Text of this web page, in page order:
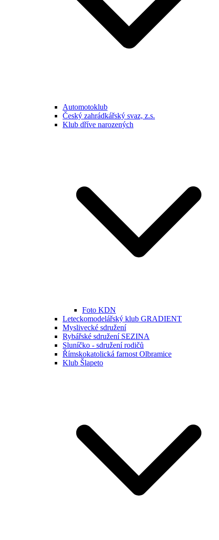
Automotoklub
Český zahrádkářský svaz, z.s.
Klub dříve narozených
Foto KDN
Leteckomodelářský klub GRADIENT
Myslivecké sdružení
Rybářské sdružení SEZINA
Sluníčko - sdružení rodičů
Římskokatolická farnost Olbramice
Klub Šlapeto